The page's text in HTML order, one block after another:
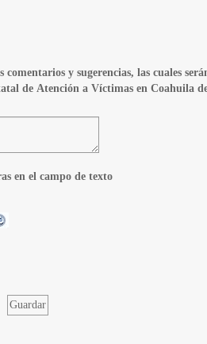
y sugerencias, las cuales
de Atención a Víctimas en Coahuila
en el campo de texto